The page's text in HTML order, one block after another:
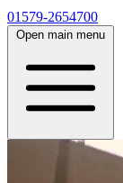
01579-2654700
Open main menu